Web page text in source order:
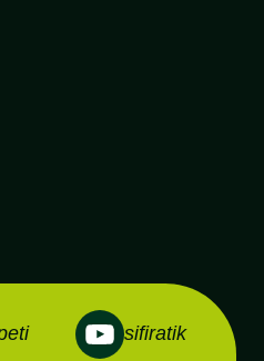
sifiratik